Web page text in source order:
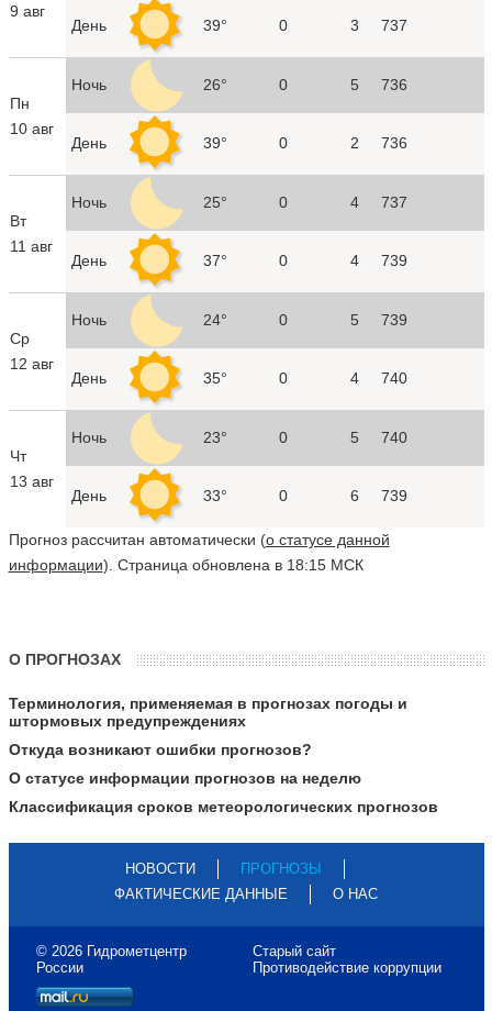
9 авг
День 39° 0 3 737
Пн
10 авг
Ночь 26° 0 5 736
День 39° 0 2 736
Вт
11 авг
Ночь 25° 0 4 737
День 37° 0 4 739
Ср
12 авг
Ночь 24° 0 5 739
День 35° 0 4 740
Чт
13 авг
Ночь 23° 0 5 740
День 33° 0 6 739
Прогноз рассчитан автоматически (о статусе данной
информации). Страница обновлена в 18:15 МСК
О ПРОГНОЗАХ
Терминология, применяемая в прогнозах погоды и
штормовых предупреждениях
Откуда возникают ошибки прогнозов?
О статусе информации прогнозов на неделю
Классификация сроков метеорологических прогнозов
НОВОСТИ
ПРОГНОЗЫ
ФАКТИЧЕСКИЕ ДАННЫЕ
О НАС
© 2026 Гидрометцентр
России
Старый сайт
Противодействие коррупции